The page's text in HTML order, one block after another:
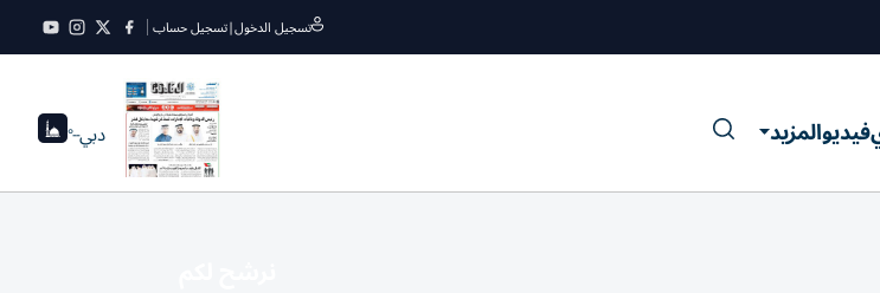
تسجيل الدخول|تسجيل حساب
فيديوالمزيد دبي--°